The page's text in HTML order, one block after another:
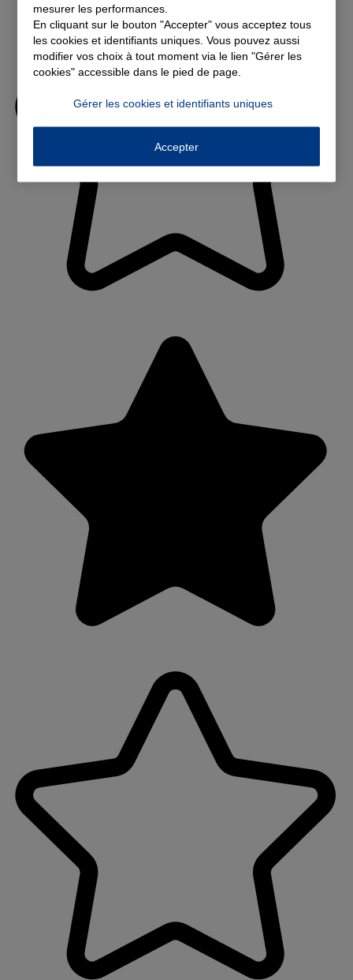
mesurer les performances.
En cliquant sur le bouton "Accepter" vous acceptez tous
les cookies et identifiants uniques. Vous pouvez aussi
modifier vos choix à tout moment via le lien "Gérer les
cookies" accessible dans le pied de page.
Gérer les cookies et identifiants uniques
Accepter